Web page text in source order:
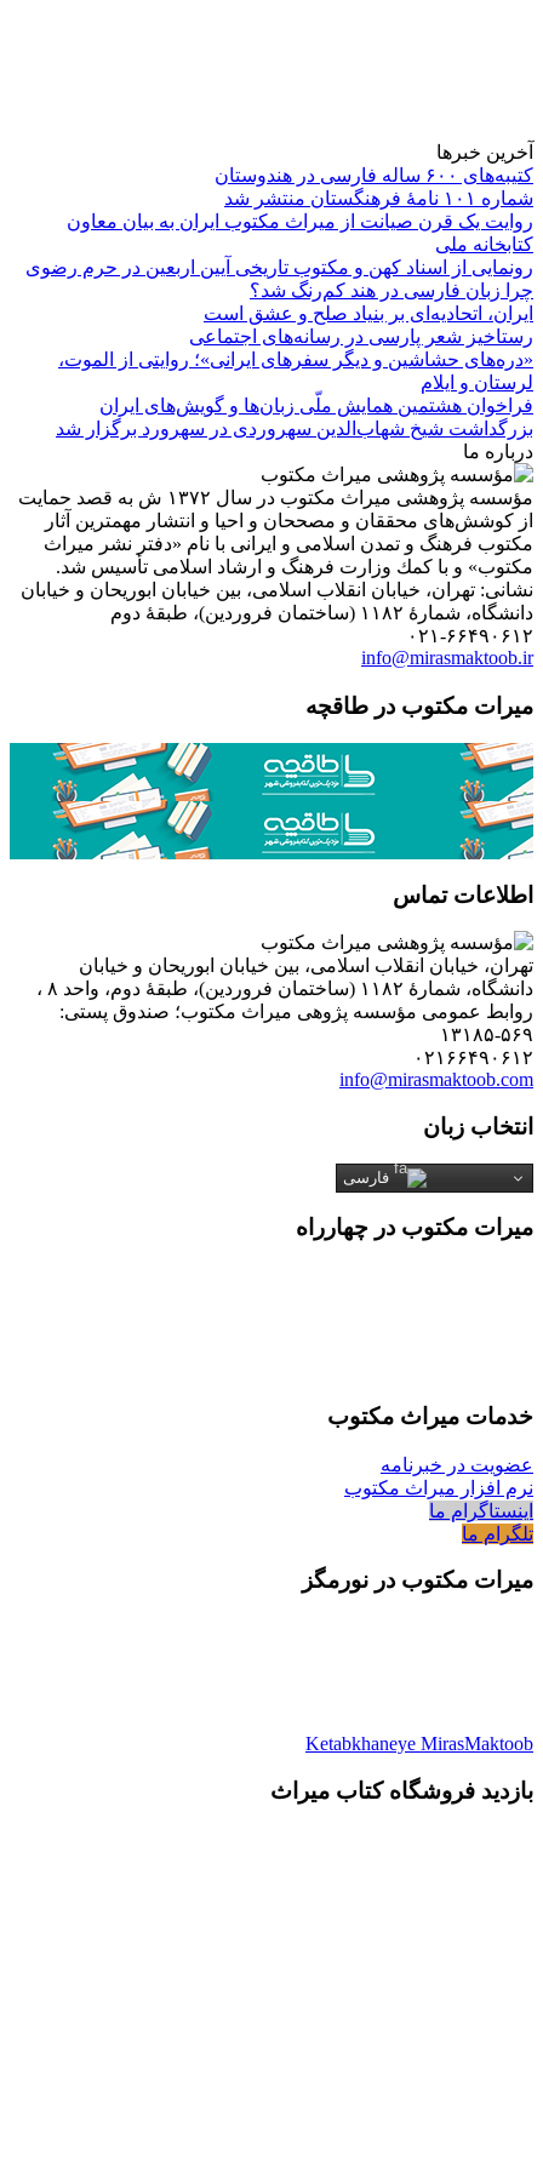
آخرین خبرها
کتیبه‌های ۶۰۰ ساله فارسی در هندوستان
شماره ۱۰۱ نامۀ فرهنگستان منتشر شد
روایت یک قرن صیانت از میراث مکتوب ایران به بیان معاون
کتابخانه ملی
رونمایی از اسناد کهن و مکتوب تاریخی آیین اربعین در حرم رضوی
چرا زبان فارسی در هند کم‌رنگ شد؟
ایران، اتحادیه‌ای بر بنیاد صلح و عشق است
رستاخیز شعر پارسی در رسانه‌های اجتماعی
«دره‌های حشاشین و دیگر سفرهای ایرانی»؛ روایتی از الموت،
لرستان و ایلام
فراخوان هشتمین همایش ملّی زبان‌ها و گویش‌های ایران
بزرگداشت شیخ شهاب‌الدین سهروردی در سهرورد برگزار شد
درباره ما
مؤسسه پژوهشی میراث مكتوب در سال ۱۳۷۲ ش به قصد حمایت
از كوشش‌های محققان و مصححان و احیا و انتشار مهمترین آثار
مكتوب فرهنگ و تمدن اسلامی و ایرانی با نام «دفتر نشر میراث
مكتوب» و با كمك وزارت فرهنگ و ارشاد اسلامی تأسیس شد.
نشانی: تهران، خیابان انقلاب اسلامی، بین خیابان ابوریحان و خیابان
دانشگاه، شمارۀ ۱۱۸۲ (ساختمان فروردین)، طبقۀ دوم
۰۲۱-۶۶۴۹۰۶۱۲
info@mirasmaktoob.ir
میرات مکتوب در طاقچه
اطلاعات تماس
تهران، خیابان انقلاب اسلامی، بین خیابان ابوریحان و خیابان
دانشگاه، شمارۀ ۱۱۸۲ (ساختمان فروردین)، طبقۀ دوم، واحد ۸ ،
روابط عمومی مؤسسه پژوهی میراث مکتوب؛ صندوق پستی:
۵۶۹-۱۳۱۸۵
۰۲۱۶۶۴۹۰۶۱۲
info@mirasmaktoob.com
انتخاب زبان
فارسی
میرات مکتوب در چهارراه
خدمات میراث مکتوب
عضویت در خبرنامه
نرم افزار میراث مکتوب
اینستاگرام ما
تلگرام ما
میرات مکتوب در نورمگز
Ketabkhaneye MirasMaktoob
بازدید فروشگاه کتاب میراث